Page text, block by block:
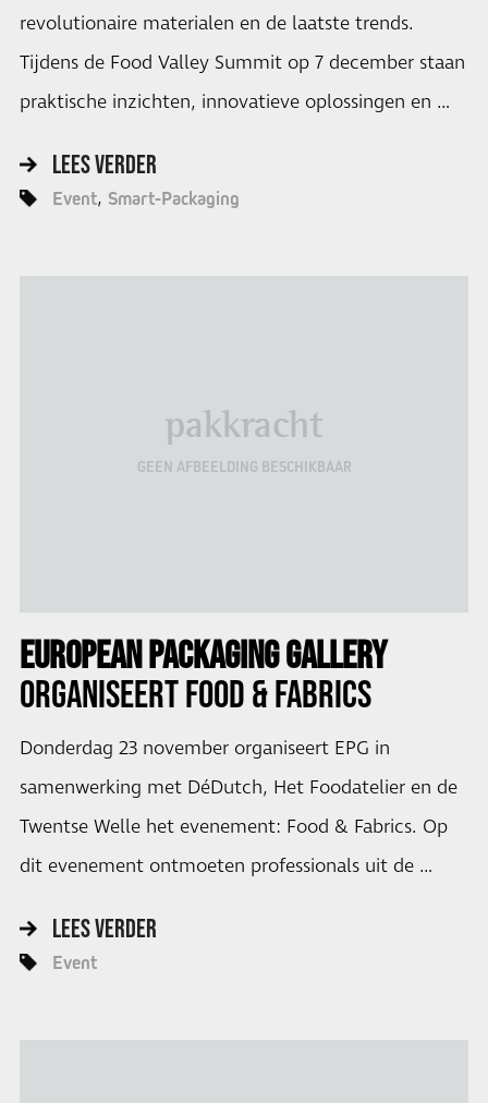
revolutionaire materialen en de laatste trends.
Tijdens de Food Valley Summit op 7 december staan
praktische inzichten, innovatieve oplossingen en …
LEES VERDER
Event Smart-Packaging
pakkracht
GEEN AFBEELDING BESCHIKBAAR
EUROPEAN PACKAGING GALLERY
ORGANISEERTFOOD & FABRICS
Donderdag 23 november organiseert EPG in
samenwerking met DéDutch, Het Foodatelier en de
Twentse Welle het evenement: Food & Fabrics. Op
dit evenement ontmoeten professionals uit de …
LEES VERDER
Event